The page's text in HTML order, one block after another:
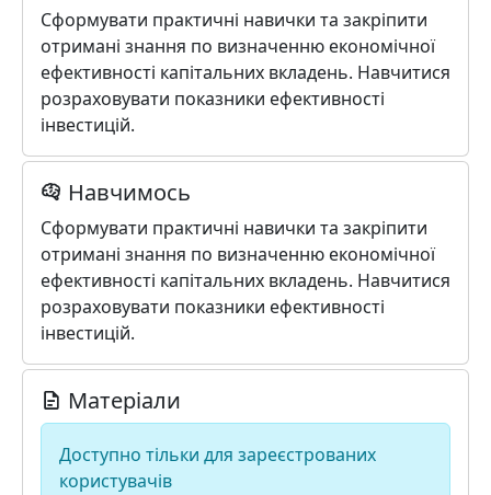
Сформувати практичні навички та закріпити
отримані знання по визначенню економічної
ефективності капітальних вкладень. Навчитися
розраховувати показники ефективності
інвестицій.
Навчимось
Сформувати практичні навички та закріпити
отримані знання по визначенню економічної
ефективності капітальних вкладень. Навчитися
розраховувати показники ефективності
інвестицій.
Матеріали
Доступно тільки для зареєстрованих
користувачів